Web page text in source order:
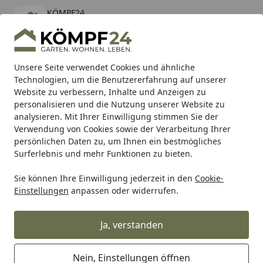
Unsere Seite verwendet Cookies und ähnliche
Technologien, um die Benutzererfahrung auf unserer
Website zu verbessern, Inhalte und Anzeigen zu
personalisieren und die Nutzung unserer Website zu
analysieren. Mit Ihrer Einwilligung stimmen Sie der
Verwendung von Cookies sowie der Verarbeitung Ihrer
persönlichen Daten zu, um Ihnen ein bestmögliches
Surferlebnis und mehr Funktionen zu bieten.
Sie können Ihre Einwilligung jederzeit in den Cookie-
Einstellungen anpassen oder widerrufen.
Ja, verstanden
Nein, Einstellungen öffnen
KÖMPF24
kostenlos - Im App Store
Hotline
Alle Produkte
Mein Konto
Suchen
Karibu Pools inkl. gratis Sandfilteranlage & Pool-
Starterset (Gesamtwert bis 468,99€)
Startseite
Teich Teichbau Teichschalen Ubbink Teichschale
Ubbink Teichschale Fertigteich Start
(1 Bewertung)